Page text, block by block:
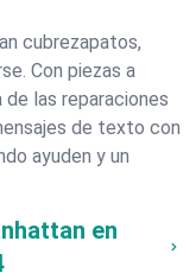
cubrezapatos,
Con piezas a
de las reparaciones
de texto con
ayuden y un
en